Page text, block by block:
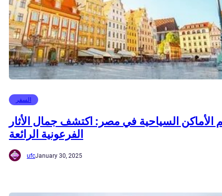
السفر
الأماكن السياحية في مصر: اكتشف جمال الأثار
الفرعونية الرائعة
ufcJanuary 30, 2025